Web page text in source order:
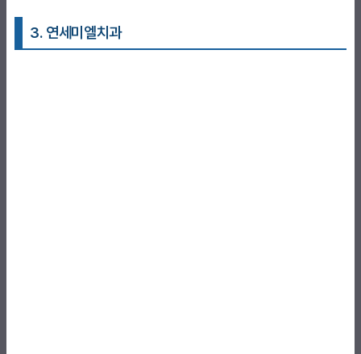
3. 연세미엘치과